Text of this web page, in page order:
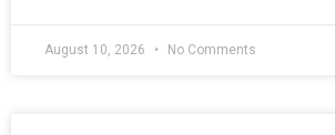
August 10, 2026 No Comments